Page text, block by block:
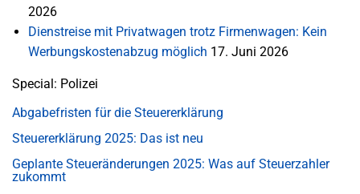
2026
Dienstreise mit Privatwagen trotz Firmenwagen: Kein
Werbungskostenabzug möglich 17. Juni 2026
Special: Polizei
Abgabefristen für die Steuererklärung
Steuererklärung 2025: Das ist neu
Geplante Steueränderungen 2025: Was auf Steuerzahler
zukommt